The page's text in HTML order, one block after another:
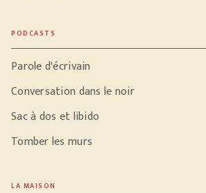
PODCASTS
Parole d'écrivain
Conversation dans le noir
Sac à dos et libido
Tomber les murs
LA MAISON